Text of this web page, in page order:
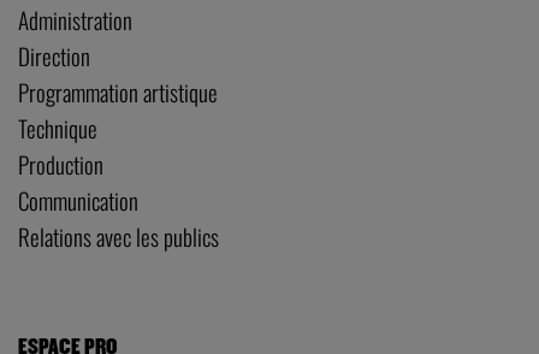
Administration
Direction
Programmation artistique
Technique
Production
Communication
Relations avec les publics
ESPACE PRO